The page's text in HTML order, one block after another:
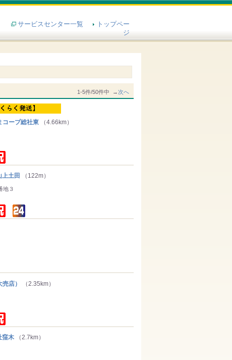
サービスセンター一覧
トップペー
ジ
1-5件/50件中 →次へ
ープ総社東 （4.66km）
土田 （122m）
地３
店） （2.35km）
木 （2.7km）